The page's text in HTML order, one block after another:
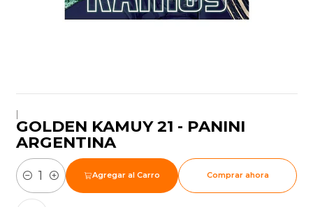
|
GOLDEN KAMUY 21 - PANINI
ARGENTINA
Cantidad
Agregar al Carro Comprar ahora